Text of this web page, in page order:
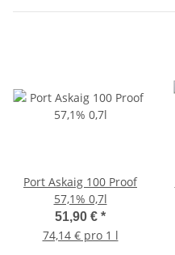
Port Askaig 100 Proof
57,1% 0,7l
51,90 € *
74,14 € pro 1 l